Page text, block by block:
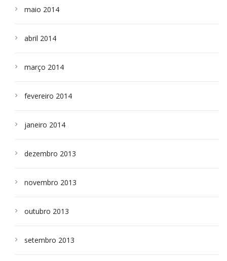
maio 2014
abril 2014
março 2014
fevereiro 2014
janeiro 2014
dezembro 2013
novembro 2013
outubro 2013
setembro 2013